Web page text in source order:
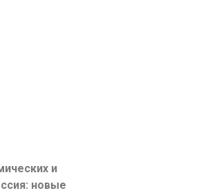
и
новые